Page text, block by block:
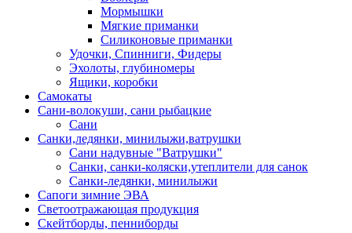
Мормышки
Мягкие приманки
Силиконовые приманки
Удочки, Спинниги, Фидеры
Эхолоты, глубиномеры
Ящики, коробки
Самокаты
Сани-волокуши, сани рыбацкие
Сани
Санки,ледянки, минилыжи,ватрушки
Сани надувные "Ватрушки"
Санки, санки-коляски,утеплители для санок
Санки-ледянки, минилыжи
Сапоги зимние ЭВА
Светоотражающая продукция
Скейтборды, пенниборды